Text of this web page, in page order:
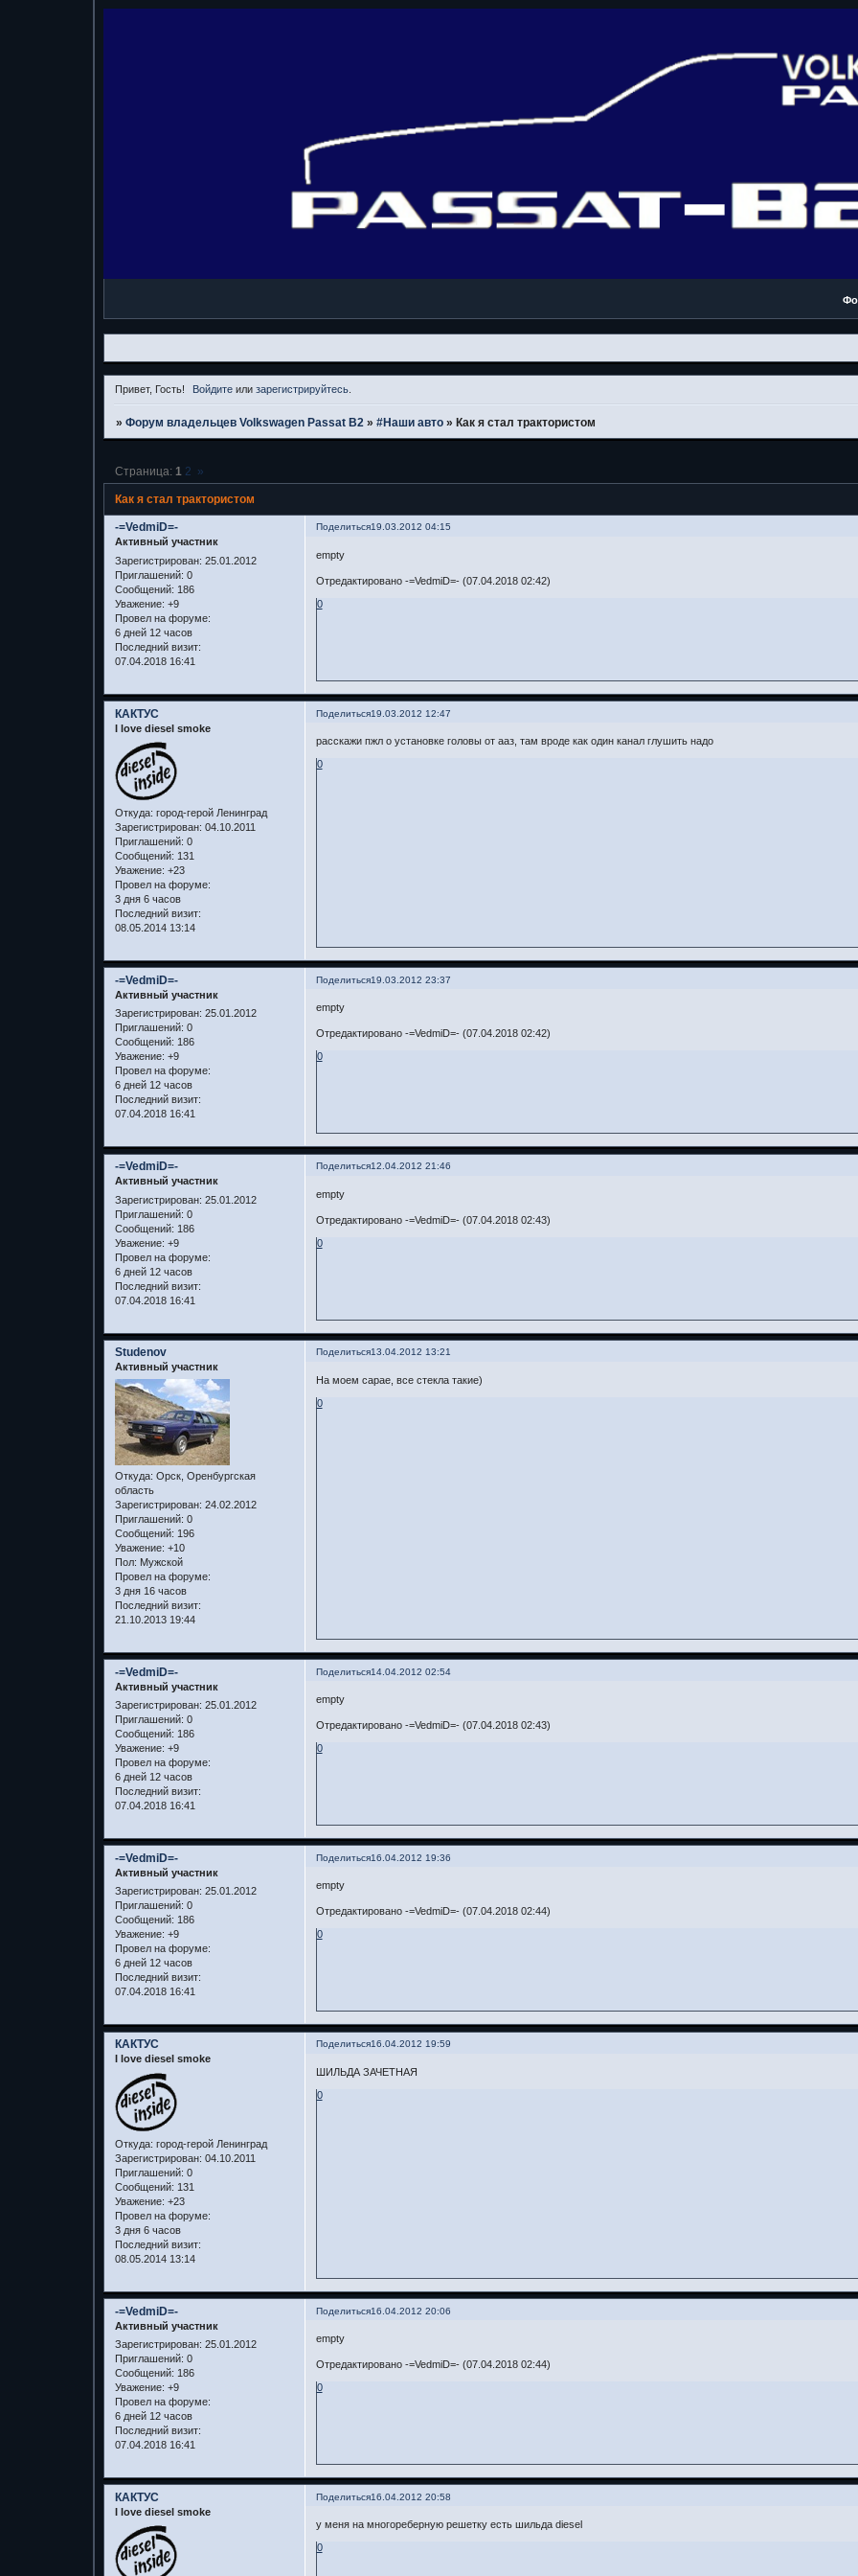
Привет, Гость! Войдите илизарегистрируйтесь.
» Форум владельцев Volkswagen Passat B2 » #Наши авто » Как я стал трактористом
Как я стал трактористом
Страница: 1 2 »
Поделиться19.03.2012 04:15
-=VedmiD=-
Активный участник
Зарегистрирован: 25.01.2012
Приглашений: 0
Сообщений: 186
Уважение: +9
Провел на форуме:
6 дней 12 часов
Последний визит:
07.04.2018 16:41
empty
Отредактировано -=VedmiD=- (07.04.2018 02:42)
0
Поделиться19.03.2012 12:47
КАКТУС
I love diesel smoke
Откуда: город-герой Ленинград
Зарегистрирован: 04.10.2011
Приглашений: 0
Сообщений: 131
Уважение: +23
Провел на форуме:
3 дня 6 часов
Последний визит:
08.05.2014 13:14
расскажи пжл о установке головы от ааз, там вроде как один канал глушить надо
0
Поделиться19.03.2012 23:37
-=VedmiD=-
Активный участник
Зарегистрирован: 25.01.2012
Приглашений: 0
Сообщений: 186
Уважение: +9
Провел на форуме:
6 дней 12 часов
Последний визит:
07.04.2018 16:41
empty
Отредактировано -=VedmiD=- (07.04.2018 02:42)
0
Поделиться12.04.2012 21:46
-=VedmiD=-
Активный участник
Зарегистрирован: 25.01.2012
Приглашений: 0
Сообщений: 186
Уважение: +9
Провел на форуме:
6 дней 12 часов
Последний визит:
07.04.2018 16:41
empty
Отредактировано -=VedmiD=- (07.04.2018 02:43)
0
Поделиться13.04.2012 13:21
Studenov
Активный участник
Откуда: Орск, Оренбургская
область
Зарегистрирован: 24.02.2012
Приглашений: 0
Сообщений: 196
Уважение: +10
Пол: Мужской
Провел на форуме:
3 дня 16 часов
Последний визит:
21.10.2013 19:44
На моем сарае, все стекла такие)
0
Поделиться14.04.2012 02:54
-=VedmiD=-
Активный участник
Зарегистрирован: 25.01.2012
Приглашений: 0
Сообщений: 186
Уважение: +9
Провел на форуме:
6 дней 12 часов
Последний визит:
07.04.2018 16:41
empty
Отредактировано -=VedmiD=- (07.04.2018 02:43)
0
Поделиться16.04.2012 19:36
-=VedmiD=-
Активный участник
Зарегистрирован: 25.01.2012
Приглашений: 0
Сообщений: 186
Уважение: +9
Провел на форуме:
6 дней 12 часов
Последний визит:
07.04.2018 16:41
empty
Отредактировано -=VedmiD=- (07.04.2018 02:44)
0
Поделиться16.04.2012 19:59
КАКТУС
I love diesel smoke
Откуда: город-герой Ленинград
Зарегистрирован: 04.10.2011
Приглашений: 0
Сообщений: 131
Уважение: +23
Провел на форуме:
3 дня 6 часов
Последний визит:
08.05.2014 13:14
ШИЛЬДА ЗАЧЕТНАЯ
0
Поделиться16.04.2012 20:06
-=VedmiD=-
Активный участник
Зарегистрирован: 25.01.2012
Приглашений: 0
Сообщений: 186
Уважение: +9
Провел на форуме:
6 дней 12 часов
Последний визит:
07.04.2018 16:41
empty
Отредактировано -=VedmiD=- (07.04.2018 02:44)
0
Поделиться16.04.2012 20:58
КАКТУС
I love diesel smoke
у меня на многореберную решетку есть шильда diesel
0